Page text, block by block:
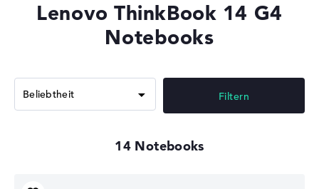
Lenovo ThinkBook 14 G4
Notebooks
14
Filtern